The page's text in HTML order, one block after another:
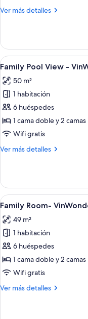
VinWonders
Ver más detalles
Más
Room
VinWonders
Safari
Abrir
todas
las
fotos
de
Family
Pool
-
Safari
7
Family Pool View -
50 m²
1 habitación
6 huéspedes
1 cama doble y 2
Wifi gratis
Ver más detalles
Más
Pool
View
-
VinWonders
&
Safari
Abrir
todas
las
fotos
de
Family
Room-
Park
9
Family Room-
49 m²
1 habitación
6 huéspedes
1 cama doble y 2
Wifi gratis
Ver más detalles
Más